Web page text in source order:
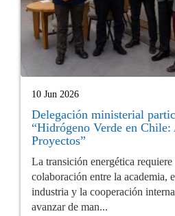
10 Jun 2026
Delegación ministerial
“Hidrógeno Verde en Chile:
Proyectos”
La transición energética
colaboración entre la academia,
industria y la cooperación
avanzar de man...